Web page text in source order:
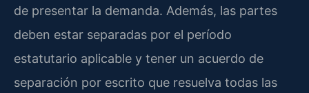
de presentar la demanda. Además, las partes
deben estar separadas por el período
estatutario aplicable y tener un acuerdo de
separación por escrito que resuelva todas las